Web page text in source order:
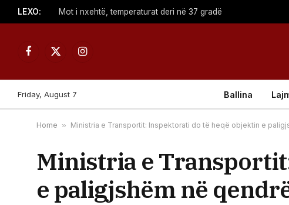
LEXO: Mot i nxehtë, temperaturat deri në 37 gradë
Facebook
X
Instagram
Friday, August 7 Ballina
Home » Ministria e Transportit: Inspektorati do të heqë objektin e
Ministria e
e paligjshëm në